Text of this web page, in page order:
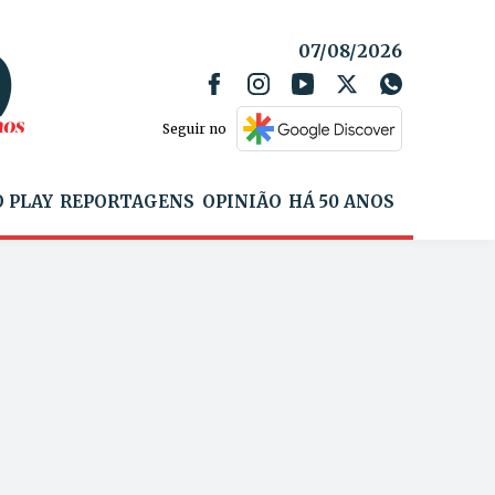
07/08/2026
Seguir no
PLAY REPORTAGENS OPINIÃO HÁ 50 ANOS